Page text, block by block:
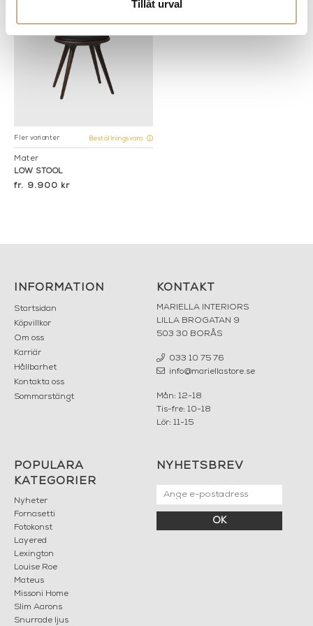
Tillåt urval
Fler varianter Beställningsvara
Mater
LOW STOOL
9.900 kr
INFORMATION
Startsidan
Köpvillkor
Om oss
Karriär
Hållbarhet
Kontakta oss
Sommarstängt
KONTAKT
MARIELLA INTERIORS
LILLA BROGATAN 9
503 30 BORÅS
033 10 75 76
info@mariellastore.se
Mån: 12-18
Tis-fre: 10-18
Lör: 11-15
POPULÄRA
KATEGORIER
Nyheter
Fornasetti
Fotokonst
Layered
Lexington
Louise Roe
Mateus
Missoni Home
Slim Aarons
Snurrade ljus
NYHETSBREV
OK